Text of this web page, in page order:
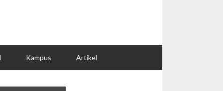
Kampus Artikel